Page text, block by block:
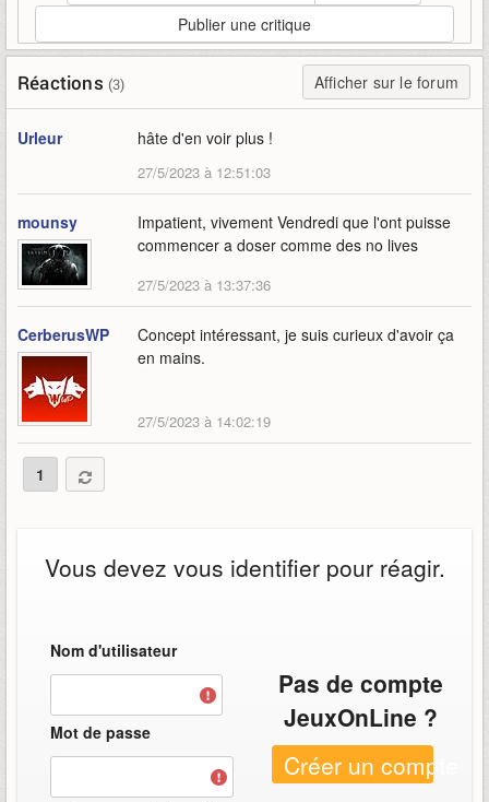
Publier une critique
Réactions (3) Afficher sur le forum
Urleur hâte d'en voir plus !
27/5/2023 à 12:51:03
mounsy
Impatient, vivement Vendredi que l'ont puisse
commencer a doser comme des no lives
27/5/2023 à 13:37:36
CerberusWP
Concept intéressant, je suis curieux d'avoir ça
en mains.
27/5/2023 à 14:02:19
1
Vous devez vous identifier pour réagir.
Nom d'utilisateur
Mot de passe
Pas de compte
JeuxOnLine ?
Créer un compte